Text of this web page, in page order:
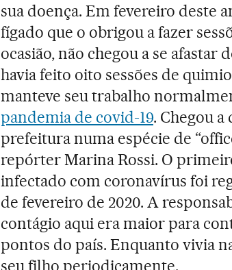
sua doença. Em fevereiro deste
fígado que o obrigou a fazer
ocasião, não chegou a se afastar
havia feito oito sessões de
manteve seu trabalho
pandemia de covid-19. Chegou
prefeitura numa espécie de
repórter Marina Rossi. O
infectado com coronavírus foi
de fevereiro de 2020. A
contágio aqui era maior para
pontos do país. Enquanto vivia
seu filho periodicamente.